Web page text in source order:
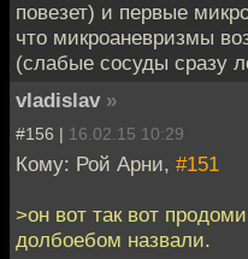
повезет) и первые
что микроаневризмы
(слабые сосуды сразу
vladislav »
#156 | 16.02.15 10:29
Кому: Рой Арни, #151
>он вот так вот
долбоебом назвали.